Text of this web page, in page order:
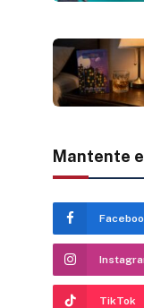
Mantente
TikTok